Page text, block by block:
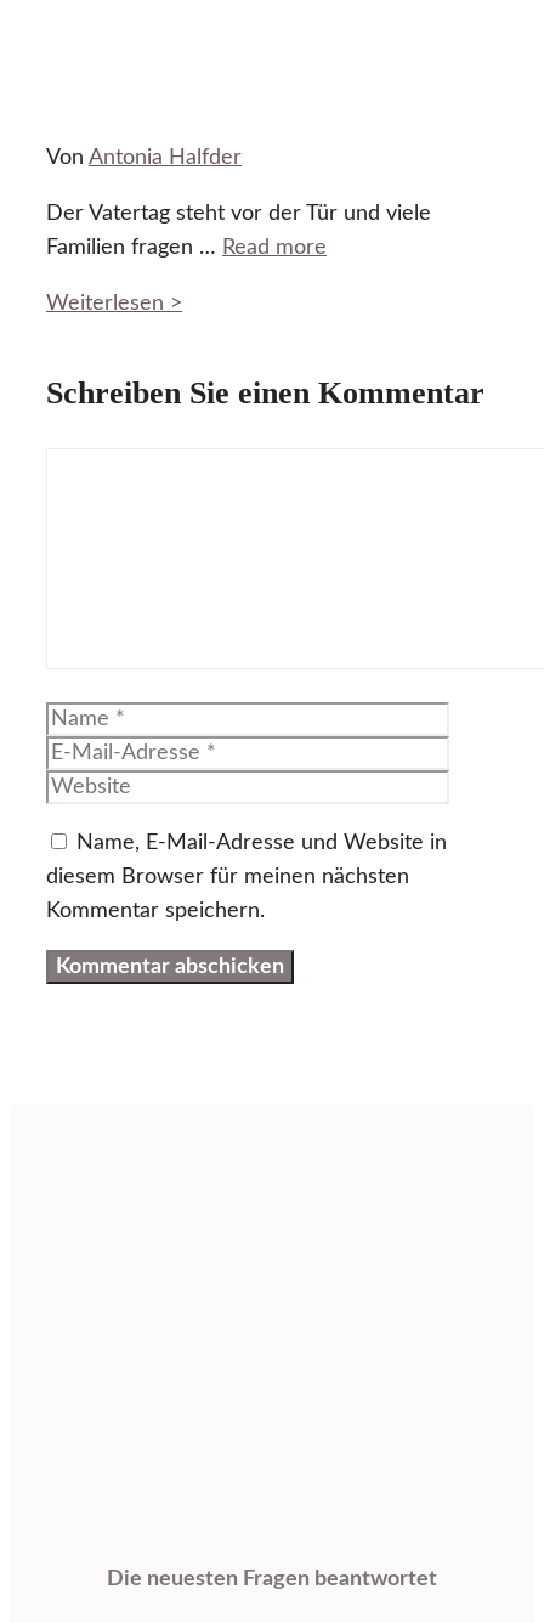
Von Antonia Halfder
Der Vatertag steht vor der Tür und viele
Familien fragen … Read more
Weiterlesen >
Schreiben Sie einen Kommentar
Name
Name, E-Mail-Adresse und Website in
diesem Browser für meinen nächsten
Kommentar speichern.
Die neuesten Fragen beantwortet